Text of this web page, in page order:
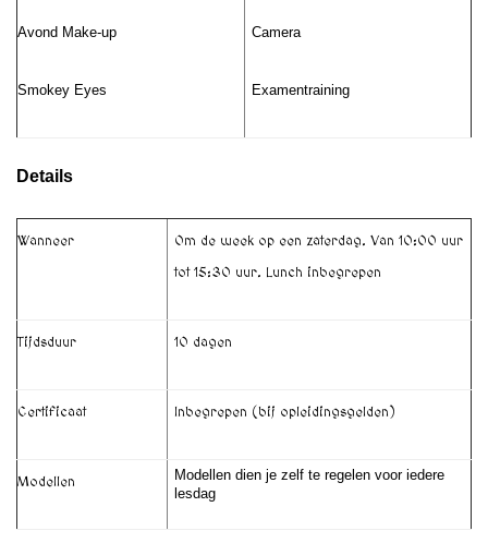
Avond Make-up
Smokey Eyes
Camera
Examentraining
Details
Wanneer Om de week op een zaterdag. Van 10:00 uur
tot 15:30 uur. Lunch inbegrepen
Tijdsduur 10 dagen
Certificaat Inbegrepen (bij opleidingsgelden)
Modellen
Modellen dien je zelf te regelen voor iedere
lesdag